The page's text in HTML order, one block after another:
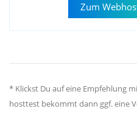
Zum
* Klickst Du auf eine Empfehlung
hosttest bekommt dann ggf. eine